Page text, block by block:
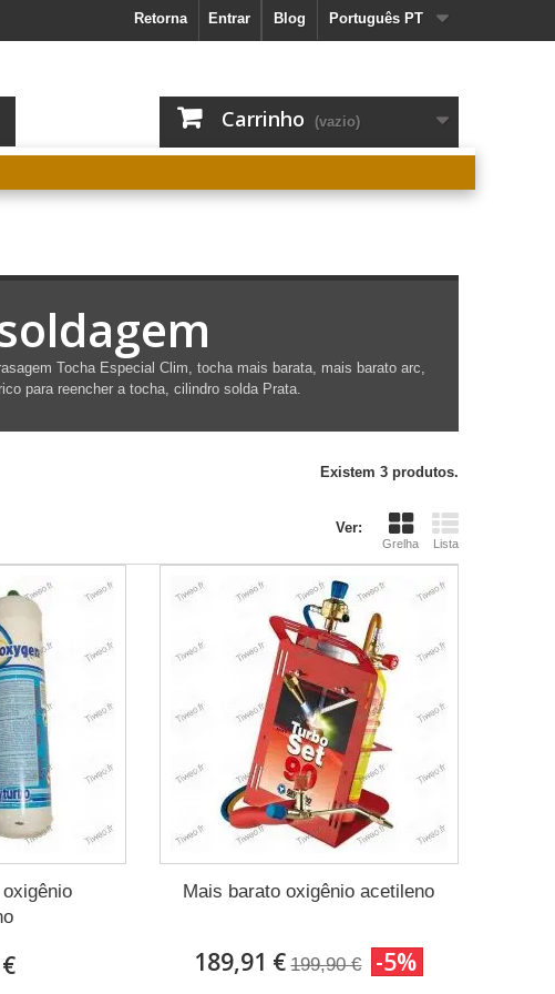
Português PT
Blog
Entrar
Retorna
Carrinho (vazio)
TochaEspecial Clim, tocha mais barata, mais barato arc,
para reencher a tocha, cilindro soldaPrata.
Existem 3 produtos.
Ver:
Grelha Lista
Mais barato oxigênio acetileno
189,91 € 199,90 € -5%